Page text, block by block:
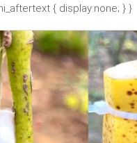
{ display:none; } }